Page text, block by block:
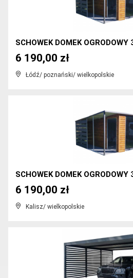
Łódź/ poznański/ wielkopolskie
6 190,00 zł
Kalisz/ wielkopolskie
6 190,00 zł